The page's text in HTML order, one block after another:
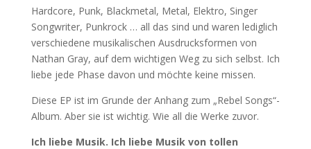
Hardcore, Punk, Blackmetal, Metal, Elektro, Singer
Songwriter, Punkrock … all das sind und waren lediglich
verschiedene musikalischen Ausdrucksformen von
Nathan Gray, auf dem wichtigen Weg zu sich selbst. Ich
liebe jede Phase davon und möchte keine missen.
Diese EP ist im Grunde der Anhang zum „Rebel Songs“-
Album. Aber sie ist wichtig. Wie all die Werke zuvor.
Ich liebe Musik. Ich liebe Musik von tollen